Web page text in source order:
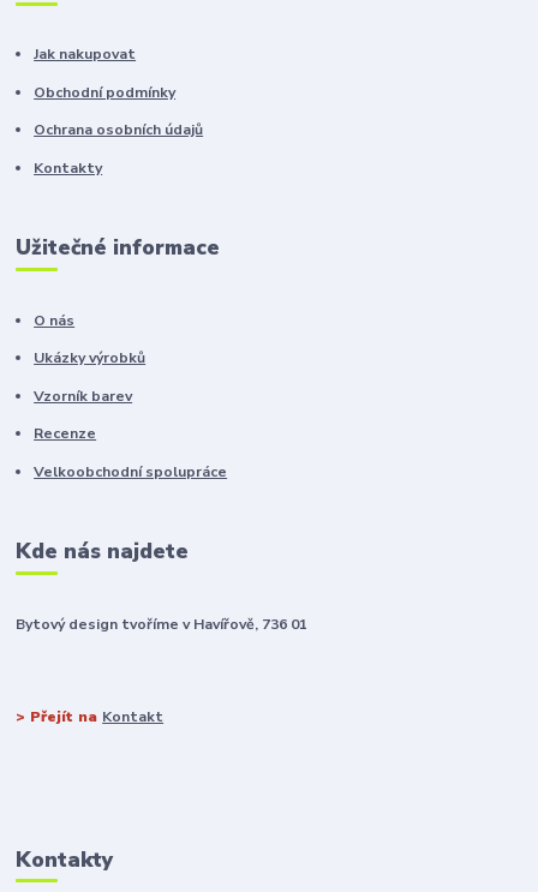
Jak nakupovat
Obchodní podmínky
Ochrana osobních údajů
Kontakty
Užitečné informace
O nás
Ukázky výrobků
Vzorník barev
Recenze
Velkoobchodní spolupráce
Kde nás najdete
Bytový design tvoříme v Havířově, 736 01
> Přejít na Kontakt
Kontakty